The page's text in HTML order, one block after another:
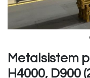
Metalsistem
H4000, D900